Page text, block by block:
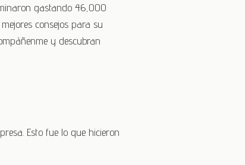
gastando 46,000
consejos para su
y descubran
Esto fue lo que hicieron